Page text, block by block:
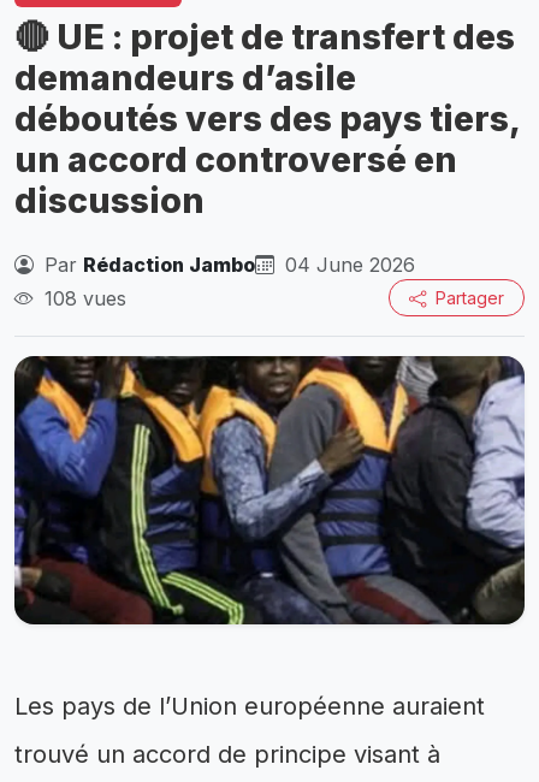
🔴 UE : projet de transfert des
demandeurs d’asile
déboutés vers des pays tiers,
un accord controversé en
discussion
Par Rédaction Jambo
04 June 2026
108 vues
Partager
Les pays de l’Union européenne auraient
trouvé un accord de principe visant à